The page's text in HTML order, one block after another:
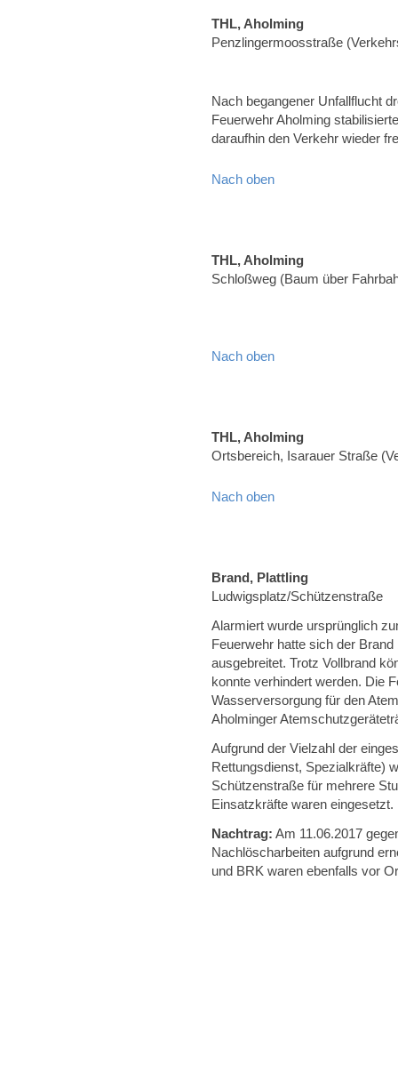
THL, Aholming
Penzlingermoosstraße
Nach begangener Unfallflucht
Feuerwehr Aholming
daraufhin den Verkehr wieder
Nach oben
THL, Aholming
Schloßweg (Baum über
Nach oben
THL, Aholming
Ortsbereich, Isarauer Straße
Nach oben
Brand, Plattling
Ludwigsplatz/Schützenstraße
Alarmiert wurde ursprünglich
Feuerwehr hatte sich der
ausgebreitet. Trotz Vollbrand
konnte verhindert werden. Die
Wasserversorgung für den
Aholminger
Aufgrund der Vielzahl der
Rettungsdienst, Spezialkräfte)
Schützenstraße für mehrere
Einsatzkräfte waren eingesetzt.
Nachtrag: Am 11.06.2017
Nachlöscharbeiten aufgrund
und BRK waren ebenfalls vor